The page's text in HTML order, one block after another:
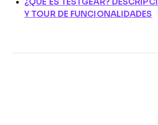
Y TOUR DE FUNCIONALIDADES